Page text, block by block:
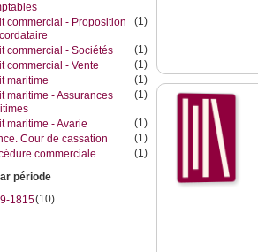
commercial - Proposition
(1)
commercial - Sociétés
(1)
commercial - Vente
(1)
maritime
(1)
maritime - Assurances
(1)
maritime - Avarie
(1)
Cour de cassation
(1)
commerciale
(1)
période
1815(10)